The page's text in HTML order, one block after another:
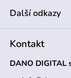
Další odkazy
Kontakt
DANO DIGITAL